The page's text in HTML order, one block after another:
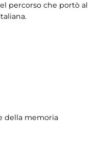
percorso che portò al
della memoria